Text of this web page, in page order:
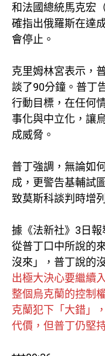
和法國總統馬克宏
確指出俄羅斯在達
會停止。
克里姆林宮表示，
談了90分鐘。普丁
行動目標，在任何
事化與中立化，讓
成威脅。
普丁強調，無論如
成，更警告基輔試
致莫斯科談判時增
據《法新社》3日報
從普丁口中所說的
沒來」，普丁說的
出極大決心要繼續
整個烏克蘭的控制
克蘭犯下「大錯」
代價，但普丁仍堅